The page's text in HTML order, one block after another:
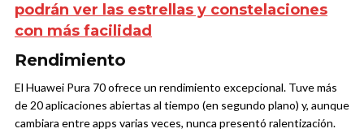
podrán ver las estrellas y constelaciones
con más facilidad
Rendimiento
El Huawei Pura 70 ofrece un rendimiento excepcional. Tuve más
de 20 aplicaciones abiertas al tiempo (en segundo plano) y, aunque
cambiara entre apps varias veces, nunca presentó ralentización.